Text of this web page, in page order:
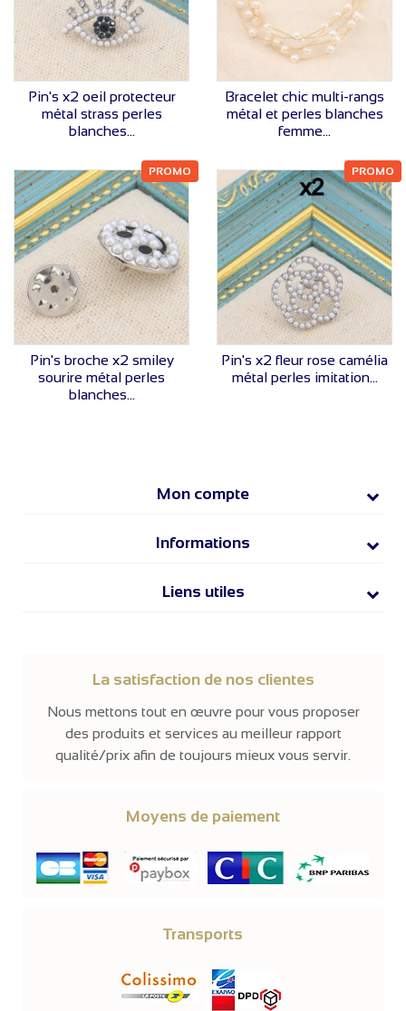
VOIR LE PRIX
Pin's x2 oeil protecteur
métal strass perles
blanches...
VOIR LE PRIX
Bracelet chic multi-rangs
métal et perles blanches
femme...
VOIR LE PRIX
Pin's broche x2 smiley
sourire métal perles
blanches...
PROMO
VOIR LE PRIX
Pin's x2 fleur rose camélia
métal perles imitation...
PROMO
Mon compte
Informations
Liens utiles
La satisfaction de nos clientes
Nous mettons tout en œuvre pour vous proposer
des produits et services au meilleur rapport
qualité/prix afin de toujours mieux vous servir.
Moyens de paiement
Transports